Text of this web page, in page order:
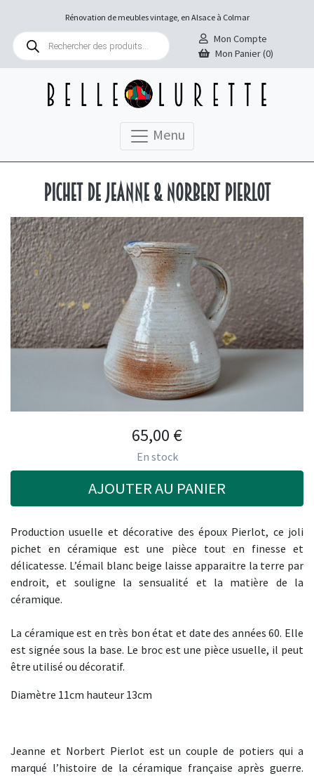
Rénovation de meubles vintage, en Alsace à Colmar
Recherche
produits
Mon Compte
Mon Panier (0)
Menu
Pichet de Jeanne & Norbert Pierlot
65,00 €
En stock
AJOUTER AU PANIER
Production usuelle et décorative des époux Pierlot, ce joli
pichet en céramique est une pièce tout en finesse et
délicatesse. L’émail blanc beige laisse apparaitre la terre par
endroit, et souligne la sensualité et la matière de la
céramique.
La céramique est en très bon état et date des années 60. Elle
est signée sous la base. Le broc est une pièce usuelle, il peut
être utilisé ou décoratif.
Diamètre 11cm hauteur 13cm
Jeanne et Norbert Pierlot est un couple de potiers qui a
marqué l’histoire de la céramique française après guerre.